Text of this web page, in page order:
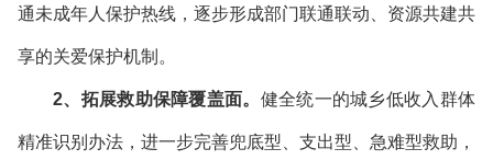
通未成年人保护热线，逐步形成部门联通联动、资源共建共
享的关爱保护机制。
2、拓展救助保障覆盖面。 健全统一的城乡低收入群体
精准识别办法，进一步完善兜底型、支出型、急难型救助，